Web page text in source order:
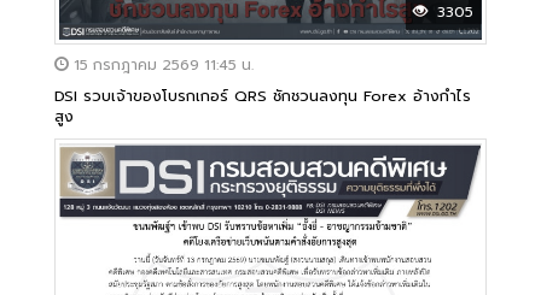
3305
15 กรกฎาคม 2569 11:45 น.
DSI รวบเจ้าของโบรกเกอร์ QRS ชักชวนลงทุน Forex อ้างกำไร
สูง